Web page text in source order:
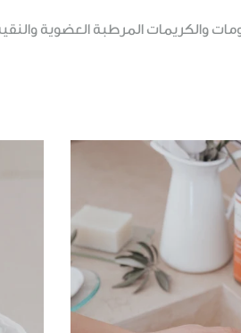
والكريمات المرطبة العضوية